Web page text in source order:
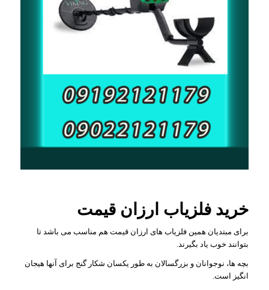
خرید فلزیاب ارزان قیمت
برای مبتدیان همین فلزیاب های ارزان قیمت هم مناسب می باشد تا
بتوانند خوب یاد بگیرند.
بچه ها، نوجوانان و بزرگسالان به طور یکسان شکار گنج برای آنها هیجان
انگیز است.